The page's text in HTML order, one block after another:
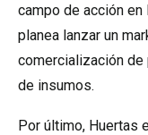
campo de acción
planea lanzar un
comercialización de
de insumos.
Por último, Huertas